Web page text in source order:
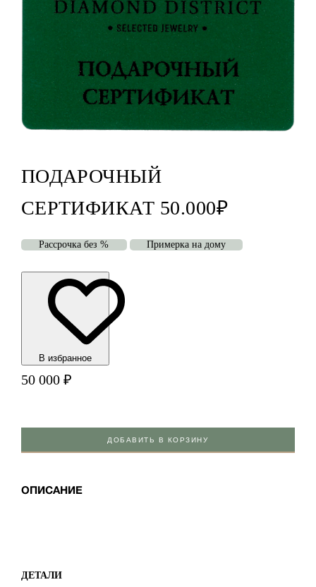
ПОДАРОЧНЫЙ
СЕРТИФИКАТ 50.000₽
Рассрочка без % Примерка на дому
В избранноe
50 000 ₽
ДОБАВИТЬ В КОРЗИНУ
ОПИСАНИЕ
ДЕТАЛИ